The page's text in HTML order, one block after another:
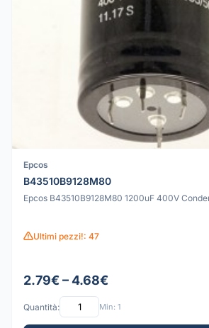
Epcos
B43510B9128M80
Epcos B43510B9128M80 1200uF 400V
Ultimi pezzi!: 47
2.79€ – 4.68€
Quantità: Min: 1